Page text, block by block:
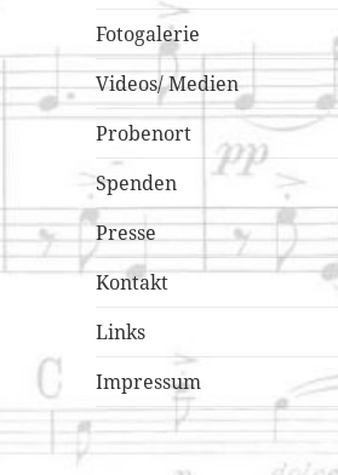
Fotogalerie
Videos/ Medien
Probenort
Spenden
Presse
Kontakt
Links
Impressum